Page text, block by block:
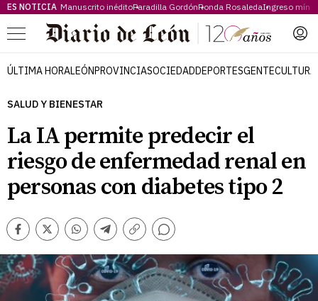
ES NOTICIA Manuscrito inéditoParadilla GordónRonda RosaledaIngreso
Menú
ÚLTIMA HORALEÓNPROVINCIASOCIEDADDEPORTESGENTECULTURA
SALUD Y BIENESTAR
La IA permite predecir el
riesgo de enfermedad renal en
personas con diabetes tipo 2
Facebook
TwitterWhatsappTelegram
Copiar
Comentarios